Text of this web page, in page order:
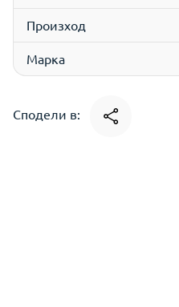
Произход
Марка
Сподели в: